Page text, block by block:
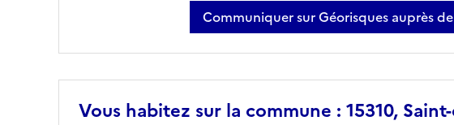
Communiquer sur Géorisques auprès
Vous habitez sur la commune : 15310,